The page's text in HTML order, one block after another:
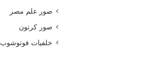
صور علم مصر
صور كرتون
خلفيات فوتوشوب